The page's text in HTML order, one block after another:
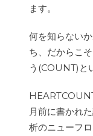
ます。
何を知らない
ち、だからこ
う(COUNT)と
月前に書かれ
析のニューフ